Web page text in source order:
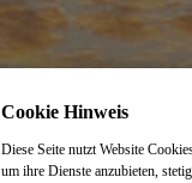
Cookie Hinweis
Diese Seite nutzt Website
um ihre Dienste anzubieten,